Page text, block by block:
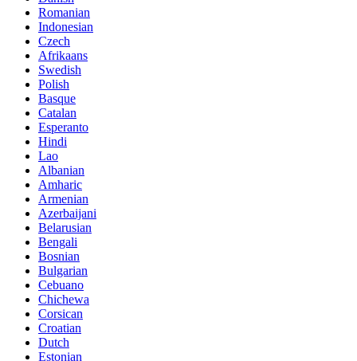
Romanian
Indonesian
Czech
Afrikaans
Swedish
Polish
Basque
Catalan
Esperanto
Hindi
Lao
Albanian
Amharic
Armenian
Azerbaijani
Belarusian
Bengali
Bosnian
Bulgarian
Cebuano
Chichewa
Corsican
Croatian
Dutch
Estonian